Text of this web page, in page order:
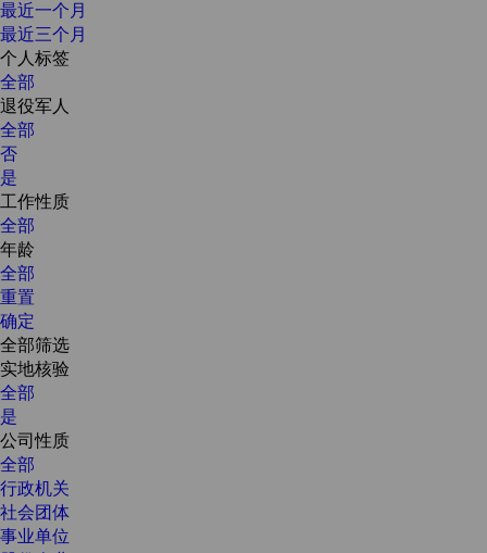
最近一个月
最近三个月
个人标签
全部
退役军人
全部
否
是
工作性质
全部
年龄
全部
重置
确定
全部筛选
实地核验
全部
是
公司性质
全部
行政机关
社会团体
事业单位